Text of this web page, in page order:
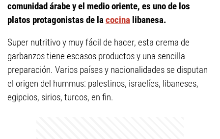
comunidad árabe y el medio oriente, es uno de los
platos protagonistas de lacocina libanesa.
Super nutritivo y muy fácil de hacer, esta crema de
garbanzos tiene escasos productos y una sencilla
preparación. Varios países y nacionalidades se disputan
el origen del hummus: palestinos, israelíes, libaneses,
egipcios, sirios, turcos, en fin.